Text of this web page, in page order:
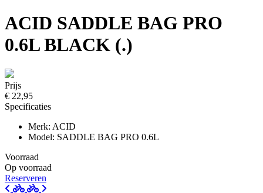
ACID SADDLE BAG PRO
0.6L BLACK (.)
Prijs
€ 22,95
Specificaties
Merk: ACID
Model: SADDLE BAG PRO 0.6L
Voorraad
Op voorraad
Reserveren